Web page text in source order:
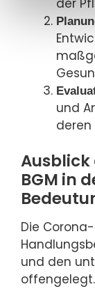
und
deren
Ausblick
BGM in
Die
und den
offengelegt.